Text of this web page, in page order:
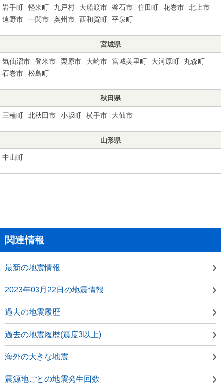
岩手町
軽米町 九戸村 大船渡市 釜石市 住田町 花巻市
北上市
遠野市
一関市 奥州市 西和賀町 平泉町
宮城県
気仙沼市 登米市 栗原市 大崎市 宮城美里町 大河原町
丸森町
石巻市
松島町
秋田県
三種町 北秋田市 小坂町 横手市 大仙市
山形県
中山町
関連情報
最新の地震情報
2023年03月22日の地震情報
過去の地震履歴
過去の地震履歴(震度3以上)
海外の大きな地震
震源地ごとの地震発生回数